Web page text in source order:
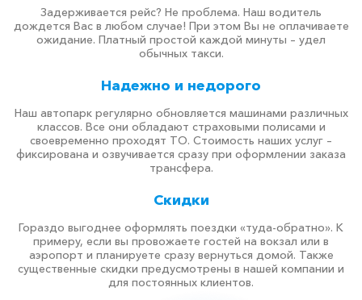
Задерживается рейс? Не проблема. Наш водитель
дождется Вас в любом случае! При этом Вы не оплачиваете
ожидание. Платный простой каждой минуты – удел
обычных такси.
Надежно и недорого
Наш автопарк регулярно обновляется машинами различных
классов. Все они обладают страховыми полисами и
своевременно проходят ТО. Стоимость наших услуг –
фиксирована и озвучивается сразу при оформлении заказа
трансфера.
Скидки
Гораздо выгоднее оформлять поездки «туда-обратно». К
примеру, если вы провожаете гостей на вокзал или в
аэропорт и планируете сразу вернуться домой. Также
существенные скидки предусмотрены в нашей компании и
для постоянных клиентов.